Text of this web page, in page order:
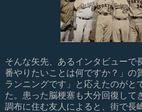
そんな矢先、あるインタビューで
番やりたいことは何ですか？」の
ランニングです」と応えたのがと
た。患った脳梗塞も大分回復して
調布に住む友人によると、街で長